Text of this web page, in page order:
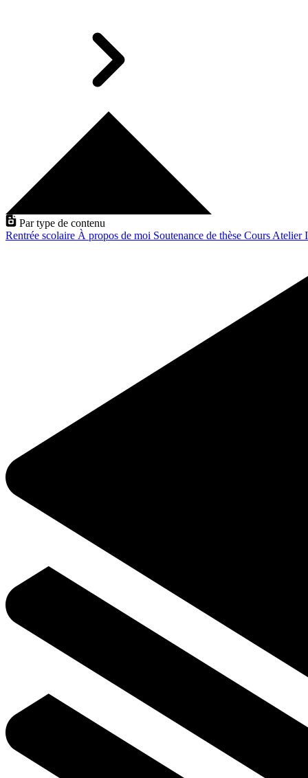
Par type de contenu
Rentrée scolaire À propos de moi Soutenance de thèse Cours Atelier